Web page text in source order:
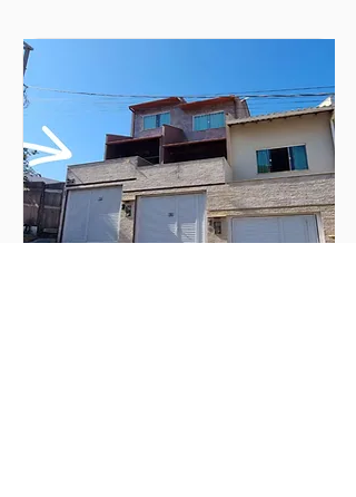
ED ORLANDO FRANZOTTI
Rua Julieta Cruz, Iriri,
Anchieta-ES